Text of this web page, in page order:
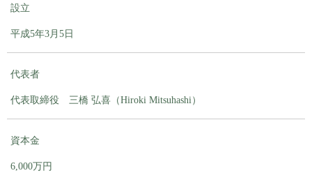
設立
平成5年3月5日
代表者
代表取締役 三橋 弘喜（Hiroki Mitsuhashi）
資本金
6,000万円